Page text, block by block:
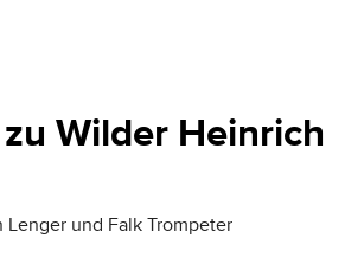
Wilder Heinrich
Lenger und Falk Trompeter